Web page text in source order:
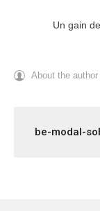
Un gain
About the author
be-modal-